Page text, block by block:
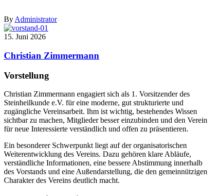
By Administrator
15. Juni 2026
Christian Zimmermann
Vorstellung
Christian Zimmermann engagiert sich als 1. Vorsitzender des
Steinheilkunde e.V. für eine moderne, gut strukturierte und
zugängliche Vereinsarbeit. Ihm ist wichtig, bestehendes Wissen
sichtbar zu machen, Mitglieder besser einzubinden und den Verein
für neue Interessierte verständlich und offen zu präsentieren.
Ein besonderer Schwerpunkt liegt auf der organisatorischen
Weiterentwicklung des Vereins. Dazu gehören klare Abläufe,
verständliche Informationen, eine bessere Abstimmung innerhalb
des Vorstands und eine Außendarstellung, die den gemeinnützigen
Charakter des Vereins deutlich macht.